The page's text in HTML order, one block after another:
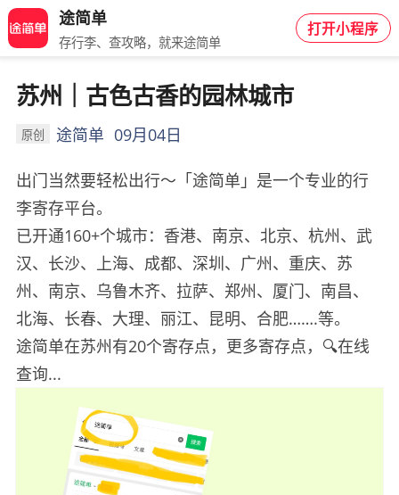
途简单
存行李、查攻略，就来途简单
打开小程序
苏州｜古色古香的园林城市
原创 途简单 09月04日
出门当然要轻松出行～「途简单」是一个专业的行
李寄存平台。
已开通160+个城市：香港、南京、北京、杭州、武
汉、长沙、上海、成都、深圳、广州、重庆、苏
州、南京、乌鲁木齐、拉萨、郑州、厦门、南昌、
北海、长春、大理、丽江、昆明、合肥…….等。
途简单在苏州有20个寄存点，更多寄存点，🔍在线
查询...